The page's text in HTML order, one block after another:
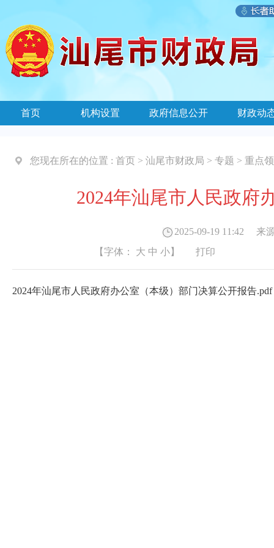
首页 机构设置 政府信息公开 财政动
您现在所在的位置 : 首页 > 汕尾市财政局 > 专题 > 重点
2024年汕尾市人民政府
2025-09-19 11:42 来
【字体： 大 中 小】 打印
2024年汕尾市人民政府办公室（本级）部门决算公开报告.pdf